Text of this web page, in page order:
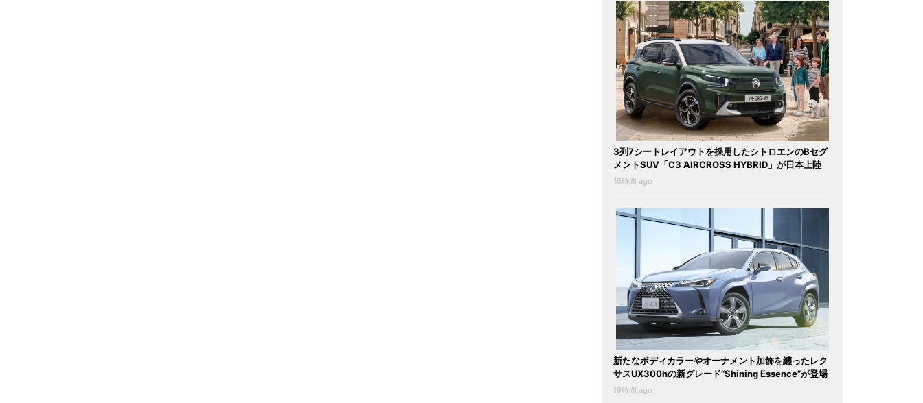
3列7シートレイアウトを採用したシトロエンのBセグ
メントSUV「C3 AIRCROSS HYBRID」が日本上陸
16時間 ago
新たなボディカラーやオーナメント加飾を纏ったレク
サスUX300hの新グレード“Shining Essence”が登場
19時間 ago